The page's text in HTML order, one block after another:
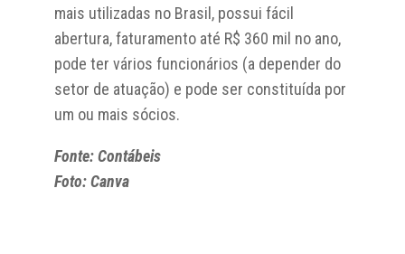
mais utilizadas no Brasil, possui fácil
abertura, faturamento até R$ 360 mil no ano,
pode ter vários funcionários (a depender do
setor de atuação) e pode ser constituída por
um ou mais sócios.
Fonte: Contábeis
Foto: Canva